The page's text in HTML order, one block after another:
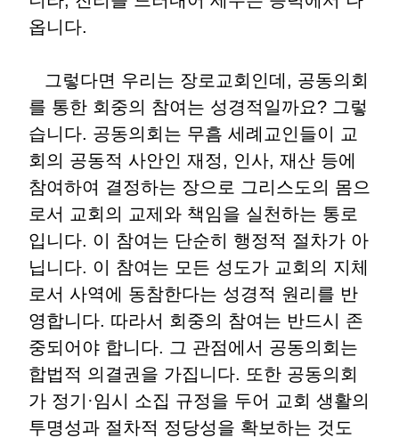
옵니다.
그렇다면 우리는 장로교회인데 , 공동의회
를 통한 회중의 참여는 성경적일까요? 그렇
습니다. 공동의회는 무흠 세례교인들이 교
회의 공동적 사안인 재정, 인사, 재산 등에
참여하여 결정하는 장으로 그리스도의 몸으
로서 교회의 교제와 책임을 실천하는 통로
입니다. 이 참여는 단순히 행정적 절차가 아
닙니다. 이 참여는 모든 성도가 교회의 지체
로서 사역에 동참한다는 성경적 원리를 반
영합니다. 따라서 회중의 참여는 반드시 존
중되어야 합니다. 그 관점에서 공동의회는
합법적 의결권을 가집니다. 또한 공동의회
가 정기 ·임시 소집 규정을 두어 교회 생활의
투명성과 절차적 정당성을 확보하는 것도